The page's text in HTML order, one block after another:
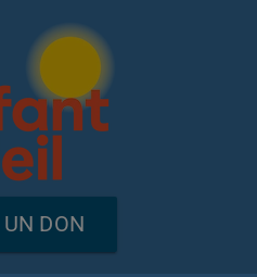
UN DON